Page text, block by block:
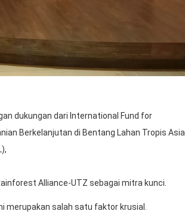
dukungan dari International Fund for
Berkelanjutan di Bentang Lahan Tropis Asia
Alliance-UTZ sebagai mitra kunci.
merupakan salah satu faktor krusial.